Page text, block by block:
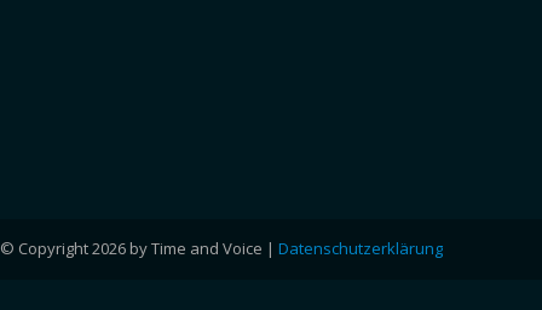
© Copyright 2026 by Time and Voice | Datenschutzerklärung